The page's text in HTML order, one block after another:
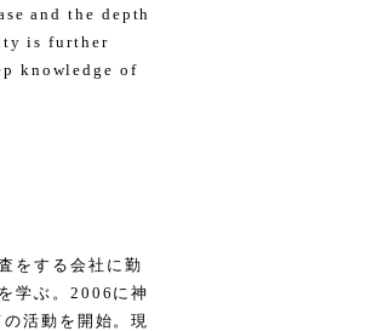
and the depth
is further
knowledge of
をする会社に勤
学ぶ。2006に神
活動を開始。現